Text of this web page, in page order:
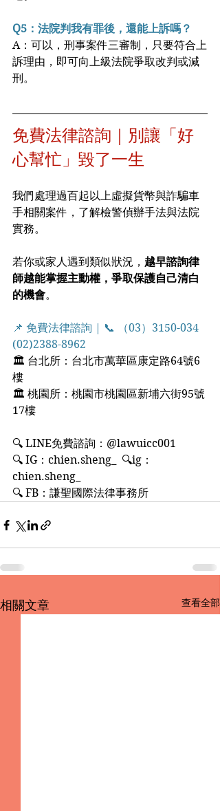
Q5：法院判我有罪後，還能上訴嗎？
A：可以，刑事案件三審制，只要符合上
訴理由，即可向上級法院爭取改判或減
刑。
免費法律諮詢｜別讓「好
心幫忙」毀了一生
我們處理過百起以上虛擬貨幣與詐騙車
手相關案件，了解檢警偵辦手法與法院
實務。
若你或家人遇到類似狀況， 越早諮詢律
師越能掌握主動權，爭取保護自己清白
的機會。
📌 免費法律諮詢 | 📞 （03）3150-034
(02)2388-8962
🏛 台北所：台北市萬華區康定路64號6
樓
🏛 桃園所：桃園市桃園區新埔六街95號
17樓
🔍 LINE免費諮詢：@lawuicc001
🔍 IG：chien.sheng_  🔍ig：
chien.sheng_
🔍 FB：謙聖國際法律事務所
相關文章 查看全部